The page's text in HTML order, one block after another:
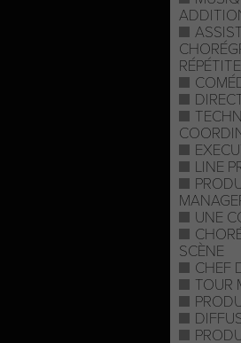
LINE
UNE
SCÈNE
CHEF
TOUR